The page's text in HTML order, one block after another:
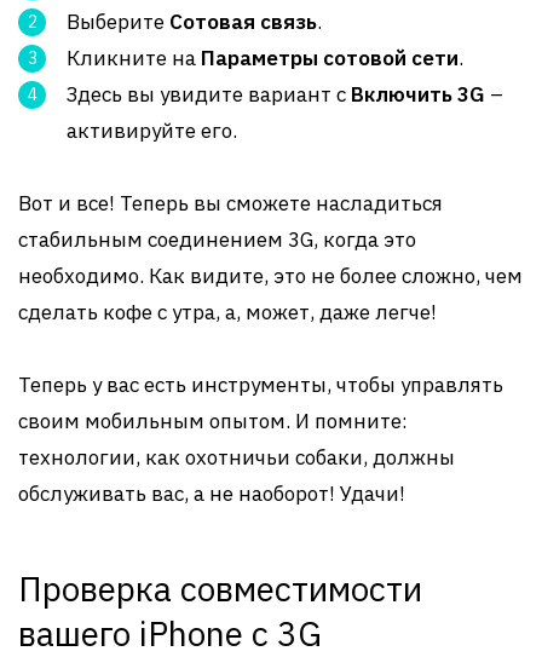
Выберите Сотовая связь.
Кликните на Параметры сотовой сети.
Здесь вы увидите вариант с Включить 3G –
активируйте его.
Вот и все! Теперь вы сможете насладиться
стабильным соединением 3G, когда это
необходимо. Как видите, это не более сложно, чем
сделать кофе с утра, а, может, даже легче!
Теперь у вас есть инструменты, чтобы управлять
своим мобильным опытом. И помните:
технологии, как охотничьи собаки, должны
обслуживать вас, а не наоборот! Удачи!
Проверка совместимости
вашего iPhone с 3G